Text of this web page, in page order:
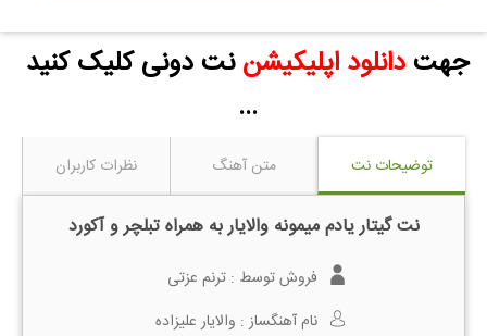
جهتدانلود اپلیکیشن نت دونی کلیک کنید
...
توضیحات نت متن آهنگ نظرات کاربران
نت گیتار یادم میمونه والایار به همراه تبلچر و آکورد
فروش توسط : ترنم عزتی
نام آهنگساز : والایار علیزاده